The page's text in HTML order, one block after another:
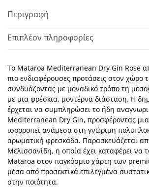
Περιγραφή
Επιπλέον πληροφορίες
Το Mataroa Mediterranean Dry Gin Rose
πιο ενδιαφέρουσες προτάσεις στον
συνδυάζοντας με μοναδικό τρόπο τη
με μια φρέσκια, μοντέρνα διάσταση. Η
έρχεται να συμπληρώσει το ήδη
Mediterranean Dry Gin, προσφέροντας
ισορροπεί ανάμεσα στη γνώριμη
αρωματική φρεσκάδα. Παρασκευάζεται
Μελισσανίδη, η οποία έχει καταφέρει να
Mataroa στον παγκόσμιο χάρτη των
μέσα από προσεκτικά επιλεγμένα
στην ποιότητα.